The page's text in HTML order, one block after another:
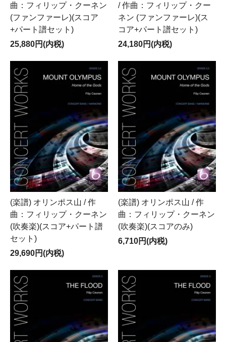
曲：フィリップ・クーネン
(ファンファーレ)(スコア
+パート譜セット)
25,880円(内税)
/ 作曲：フィリップ・クー
ネン (ファンファーレ)(ス
コア+パート譜セット)
24,180円(内税)
(楽譜) オリンポス山 / 作
曲：フィリップ・クーネン
(吹奏楽)(スコア+パート譜
セット)
29,690円(内税)
(楽譜) オリンポス山 / 作
曲：フィリップ・クーネン
(吹奏楽)(スコアのみ)
6,710円(内税)